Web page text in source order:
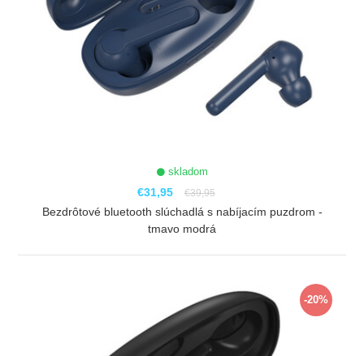
skladom
€31,95 €39,95
Bezdrôtové bluetooth slúchadlá s nabíjacím puzdrom -
tmavo modrá
-20%